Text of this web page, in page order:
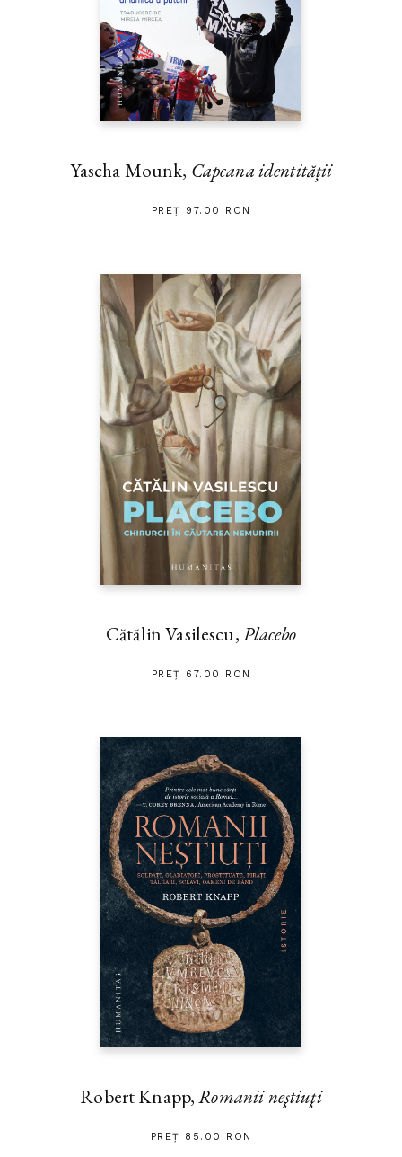
Yascha Mounk, Capcana identității
PREȚ 97.00 RON
Cătălin Vasilescu,Placebo
PREȚ 67.00 RON
Robert Knapp,Romanii neştiuţi
PREȚ 85.00 RON